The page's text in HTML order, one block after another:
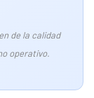
de la calidad
operativo.